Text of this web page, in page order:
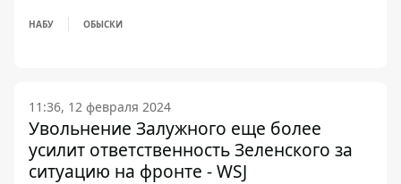
НАБУ ОБЫСКИ
11:36, 12 февраля 2024
Увольнение Залужного еще более
усилит ответственность Зеленского за
ситуацию на фронте - WSJ